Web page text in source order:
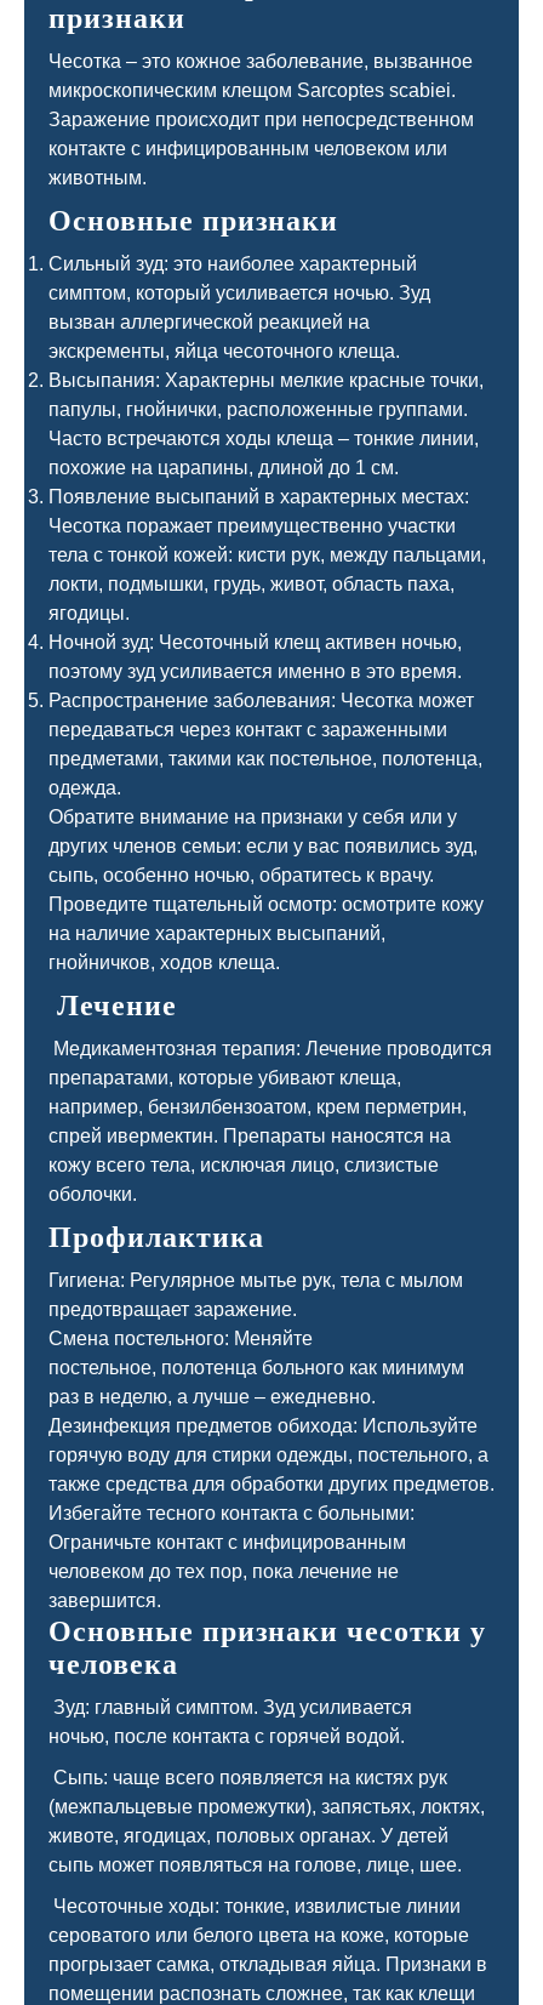
признаки
Чесотка – это кожное заболевание, вызванное
микроскопическим клещом Sarcoptes scabiei.
Заражение происходит при непосредственном
контакте с инфицированным человеком или
животным.
Основные признаки
Сильный зуд: это наиболее характерный
симптом, который усиливается ночью. Зуд
вызван аллергической реакцией на
экскременты, яйца чесоточного клеща.
Высыпания: Характерны мелкие красные точки,
папулы, гнойнички, расположенные группами.
Часто встречаются ходы клеща – тонкие линии,
похожие на царапины, длиной до 1 см.
Появление высыпаний в характерных местах:
Чесотка поражает преимущественно участки
тела с тонкой кожей: кисти рук, между пальцами,
локти, подмышки, грудь, живот, область паха,
ягодицы.
Ночной зуд: Чесоточный клещ активен ночью,
поэтому зуд усиливается именно в это время.
Распространение заболевания: Чесотка может
передаваться через контакт с зараженными
предметами, такими как постельное, полотенца,
одежда.
Обратите внимание на признаки у себя или у
других членов семьи: если у вас появились зуд,
сыпь, особенно ночью, обратитесь к врачу.
Проведите тщательный осмотр: осмотрите кожу
на наличие характерных высыпаний,
гнойничков, ходов клеща.
Лечение
Медикаментозная терапия: Лечение проводится
препаратами, которые убивают клеща,
например, бензилбензоатом, крем перметрин,
спрей ивермектин. Препараты наносятся на
кожу всего тела, исключая лицо, слизистые
оболочки.
Профилактика
Гигиена: Регулярное мытье рук, тела с мылом
предотвращает заражение.
Смена постельного: Меняйте
постельное, полотенца больного как минимум
раз в неделю, а лучше – ежедневно.
Дезинфекция предметов обихода: Используйте
горячую воду для стирки одежды, постельного, а
также средства для обработки других предметов.
Избегайте тесного контакта с больными:
Ограничьте контакт с инфицированным
человеком до тех пор, пока лечение не
завершится.
Основные признаки чесотки у
человека
Зуд: главный симптом. Зуд усиливается
ночью, после контакта с горячей водой.
Сыпь: чаще всего появляется на кистях рук
(межпальцевые промежутки), запястьях, локтях,
животе, ягодицах, половых органах. У детей
сыпь может появляться на голове, лице, шее.
Чесоточные ходы: тонкие, извилистые линии
сероватого или белого цвета на коже, которые
прогрызает самка, откладывая яйца. Признаки в
помещении распознать сложнее, так как клещи